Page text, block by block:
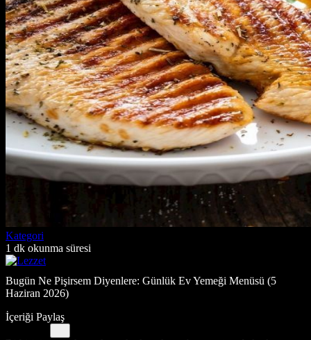
Kategori
1 dk okunma süresi
Bugün Ne Pişirsem Diyenlere: Günlük Ev Yemeği Menüsü (5
Haziran 2026)
İçeriği Paylaş